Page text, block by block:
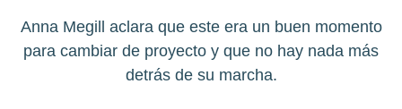
Anna Megill aclara que este era un buen momento
para cambiar de proyecto y que no hay nada más
detrás de su marcha.